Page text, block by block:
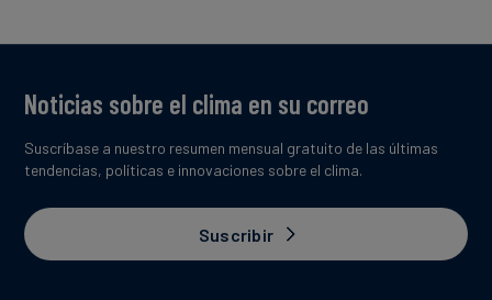
Noticias sobre el clima en su correo
Suscríbase a nuestro resumen mensual gratuito de las últimas
tendencias, políticas e innovaciones sobre el clima.
Suscribir